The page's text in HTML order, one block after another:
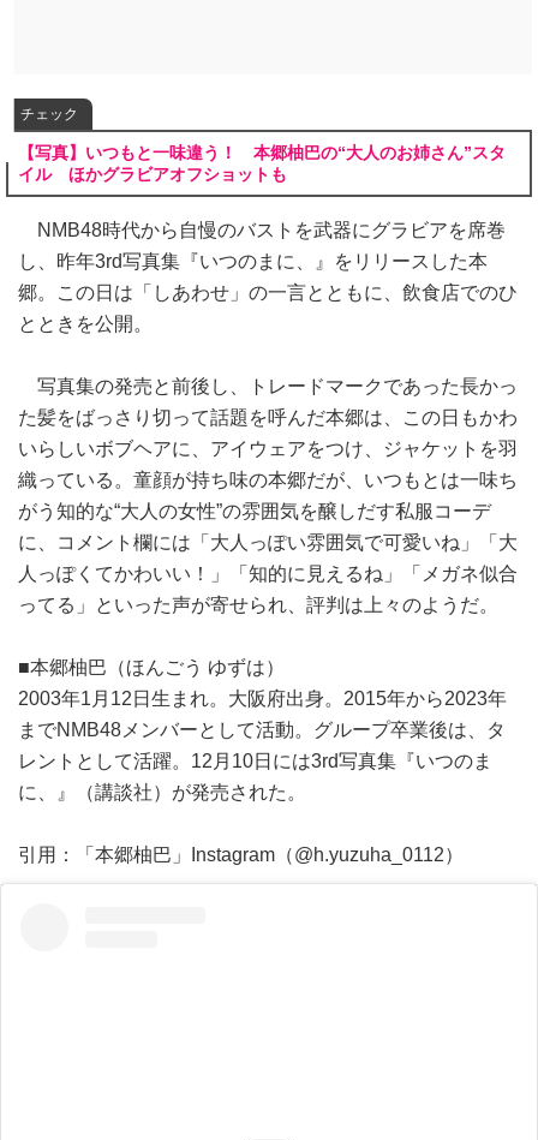
チェック
【写真】いつもと一味違う！ 本郷柚巴の“大人のお姉さん”スタ
イル ほかグラビアオフショットも
NMB48時代から自慢のバストを武器にグラビアを席巻
し、昨年3rd写真集『いつのまに、』をリリースした本
郷。この日は「しあわせ」の一言とともに、飲食店でのひ
とときを公開。
写真集の発売と前後し、トレードマークであった長かっ
た髪をばっさり切って話題を呼んだ本郷は、この日もかわ
いらしいボブヘアに、アイウェアをつけ、ジャケットを羽
織っている。童顔が持ち味の本郷だが、いつもとは一味ち
がう知的な“大人の女性”の雰囲気を醸しだす私服コーデ
に、コメント欄には「大人っぽい雰囲気で可愛いね」「大
人っぽくてかわいい！」「知的に見えるね」「メガネ似合
ってる」といった声が寄せられ、評判は上々のようだ。
■本郷柚巴（ほんごう ゆずは）
2003年1月12日生まれ。大阪府出身。2015年から2023年
までNMB48メンバーとして活動。グループ卒業後は、タ
レントとして活躍。12月10日には3rd写真集『いつのま
に、』（講談社）が発売された。
引用：「本郷柚巴」Instagram（@h.yuzuha_0112）